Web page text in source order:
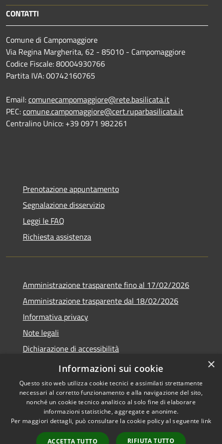
CONTATTI
Comune di Campomaggiore
Via Regina Margherita, 62 - 85010 - Campomaggiore
Codice Fiscale: 80004930766
Partita IVA: 00742160765
Email:comunecampomaggiore@rete.basilicata.it
PEC:comune.campomaggiore@cert.ruparbasilicata.it
Centralino Unico: +39 0971 982261
Prenotazione appuntamento
Segnalazione disservizio
Leggi le FAQ
Richiesta assistenza
Amministrazione trasparente fino al 17/02/2026
Amministrazione trasparente dal 18/02/2026
Informativa privacy
Note legali
Dichiarazione di accessibilità
Obbiettivi di accessibilità
Accessibilità
Copyright © 2026 • Comune di
Campomaggiore • Powered by
Municipium• Accesso
×
Informazioni sui cookie
Questo sito web utilizza cookie tecnici e assimilati strettamente
necessari al corretto funzionamento e alla navigazione del sito,
nonché un cookie tecnico analitico al solo fine di elaborare
informazioni statistiche, aggregate e anonime.
Per maggiori dettagli, può consultare la cookie policy al seguente link
ACCETTA TUTTO RIFIUTA TUTTO